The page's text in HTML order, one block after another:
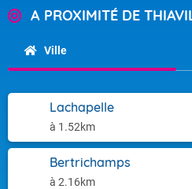
A PROXIMITÉ DE
Ville
Lachapelle
à 1.52km
Bertrichamps
à 2.16km